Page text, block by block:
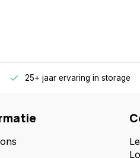
25+ jaar ervaring in storage